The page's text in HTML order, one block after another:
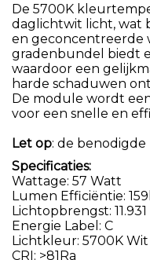
De 5700K
daglichtwit licht, wat
en geconcentreerde
gradenbundel biedt
waardoor een
harde schaduwen
De module wordt
voor een snelle en
Let op: de
Specificaties:
Wattage: 57 Watt
Lumen Efficiëntie:
Lichtopbrengst:
Energie Label: C
Lichtkleur: 5700K Wit
CRI: >81Ra